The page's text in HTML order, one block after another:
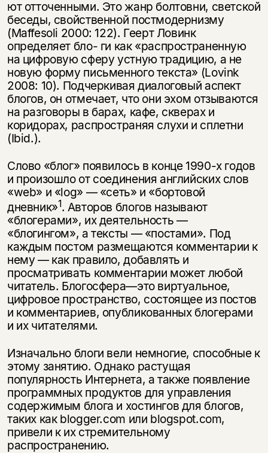
ют отточенными. Это жанр болтовни, светской
беседы, свойственной постмодернизму
(Maffesoli 2000: 122). Геерт Ловинк
определяет бло- ги как «распространенную
на цифровую сферу устную традицию, а не
новую форму письменного текста» (Lovink
2008: 10). Подчеркивая диалоговый аспект
блогов, он отмечает, что они эхом отзываются
на разговоры в барах, кафе, скверах и
коридорах, распространяя слухи и сплетни
(Ibid.).
Слово «блог» появилось в конце 1990-х годов
и произошло от соеди­нения английских слов
«web» и «log» — «сеть» и «бортовой
дневник»1. Авторов блогов называют
«блогерами», их деятельность —
«блогингом», а тексты — «постами». Под
каждым постом размещаются коммента­рии к
нему — как правило, добавлять и
просматривать комментарии может любой
читатель. Блогосфера—это виртуальное,
цифровое про­странство, состоящее из постов
и комментариев, опубликованных бло­герами
и их читателями.
Изначально блоги вели немногие, способные к
этому занятию. Од­нако растущая
популярность Интернета, а также появление
програм­мных продуктов для управления
содержимым блога и хостингов для блогов,
таких как blogger.com или blogspot.com,
привели к их стремитель­ному
распространению.
Я соглашаюсь сПолитикой конфиденциальности
подписаться
Я соглашаюсь сПолитикой конфиденциальности
подписаться
несовершеннолетних
Скажите, пожалуйста,
вам уже исполнилось 18 лет?
да
нет, вернуться назад